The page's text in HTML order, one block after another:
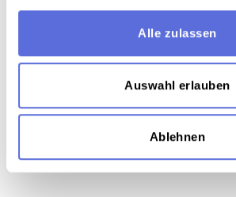
Alle zulassen
Auswahl erlauben
Ablehnen
Schlagworte
,Gesellschaft,
Zivilgesellschaft,Regierung,
Unveröffentlichte Eigenaufnahme der
Österreichischen Mediathek